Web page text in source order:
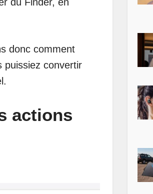
donc comment
puissiez convertir
actions